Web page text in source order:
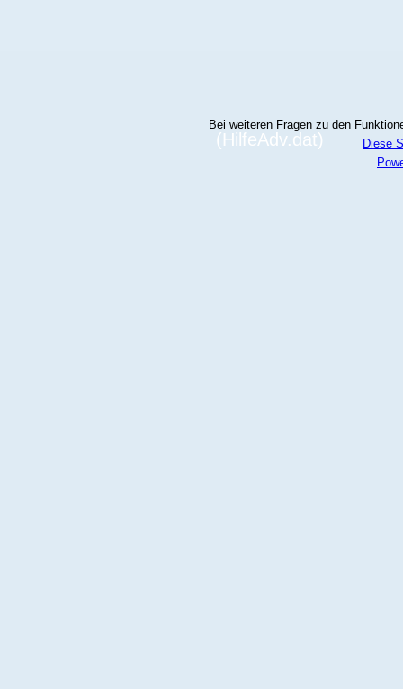
(HilfeAdv.dat)
Bei weiteren Fragen zu den
Diese